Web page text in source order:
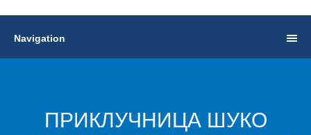
Navigation
ПРИКЛУЧНИЦА ШУКО